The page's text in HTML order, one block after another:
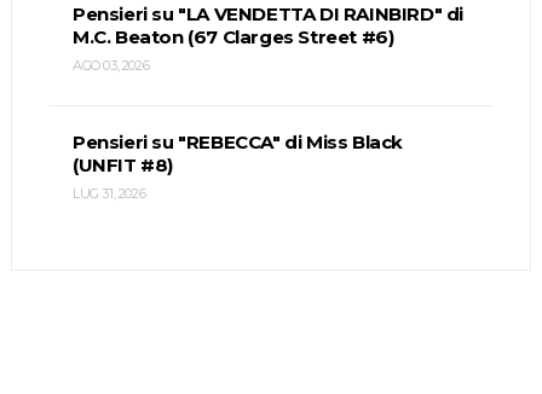
Pensieri su "LA VENDETTA DI RAINBIRD" di
M.C. Beaton (67 Clarges Street #6)
AGO 03, 2026
Pensieri su "REBECCA" di Miss Black
(UNFIT #8)
LUG 31, 2026